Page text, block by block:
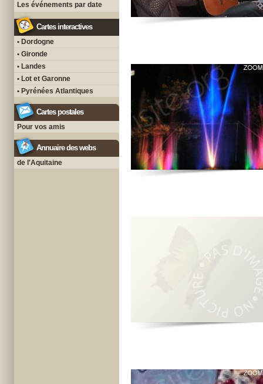
Les événements par date
Cartes interactives
• Dordogne
• Gironde
• Landes
• Lot et Garonne
• Pyrénées Atlantiques
Cartes postales
Pour vos amis
Annuaire des webs
de l'Aquitaine